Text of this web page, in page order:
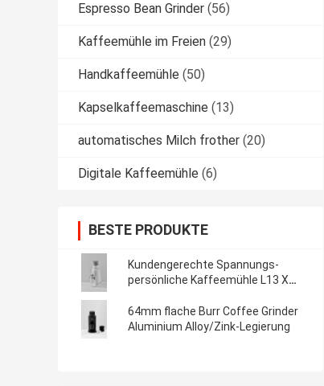
Espresso Bean Grinder (56)
Kaffeemühle im Freien (29)
Handkaffeemühle (50)
Kapselkaffeemaschine (13)
automatisches Milch frother (20)
Digitale Kaffeemühle (6)
BESTE PRODUKTE
Kundengerechte Spannungs-
persönliche Kaffeemühle L13 X
64mm flache Burr Coffee Grinder
Aluminium Alloy/Zink-Legierung